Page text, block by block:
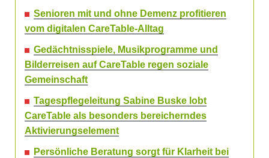
Senioren mit und ohne Demenz profitieren
vom digitalen CareTable-Alltag
Gedächtnisspiele, Musikprogramme und
Bilderreisen auf CareTable regen soziale
Gemeinschaft
Tagespflegeleitung Sabine Buske lobt
CareTable als besonders bereicherndes
Aktivierungselement
Persönliche Beratung sorgt für Klarheit bei